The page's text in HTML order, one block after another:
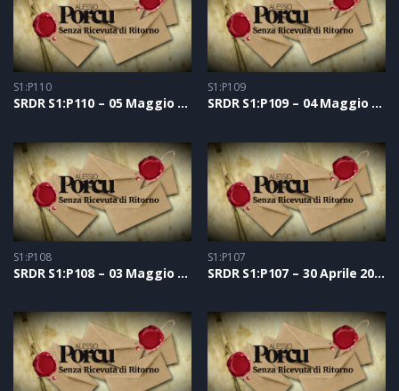
S1:P110
SRDR S1:P110 – 05 Maggio 2021
S1:P109
SRDR S1:P109 – 04 Maggio 2021
S1:P108
SRDR S1:P108 – 03 Maggio 2021
S1:P107
SRDR S1:P107 – 30 Aprile 2021